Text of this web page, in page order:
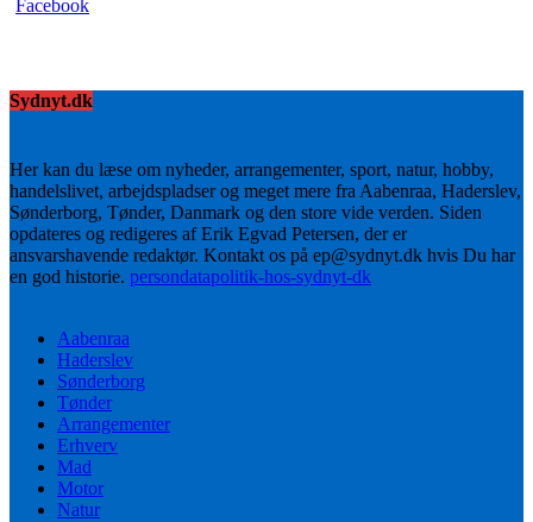
Sydnyt.dk
Her kan du læse om nyheder, arrangementer, sport, natur, hobby,
handelslivet, arbejdspladser og meget mere fra Aabenraa, Haderslev,
Sønderborg, Tønder, Danmark og den store vide verden. Siden
opdateres og redigeres af Erik Egvad Petersen, der er
ansvarshavende redaktør. Kontakt os på ep@sydnyt.dk hvis Du har
en god historie. persondatapolitik-hos-sydnyt-dk
Aabenraa
Haderslev
Sønderborg
Tønder
Arrangementer
Erhverv
Mad
Motor
Natur